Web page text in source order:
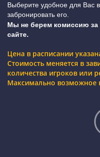
Выберите удобное для Вас
забронировать его.
Мы не берем комиссию за
сайте.
Цена в расписании
Стоимость меняется в
количества игроков или
Максимально возможное